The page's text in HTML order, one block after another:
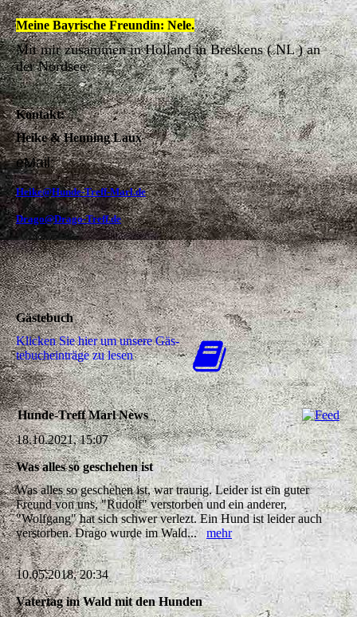
Meine Bayrische Freundin: Nele.
Mit mir zusammen in Holland in Breskens ( NL ) an
der Nordsee.
Kontakt:
Heike & Henning Laux
eMail:
Heike@Hunde-Treff-Marl.de
Drago@Drago-Treff.de
Gästebuch
Klicken Sie hier um unsere Gäs­
te­buch­ein­trä­ge zu lesen
Hunde-Treff Marl News
18.10.2021, 15:07
Was alles so geschehen ist
Was alles so geschehen ist, war traurig. Leider ist ein guter
Freund von uns, "Rudolf" verstorben und ein anderer,
"Wolfgang" hat sich schwer verlezt. Ein Hund ist leider auch
verstorben. Drago wurde im Wald...mehr
10.05.2018, 20:34
Vatertag im Wald mit den Hunden